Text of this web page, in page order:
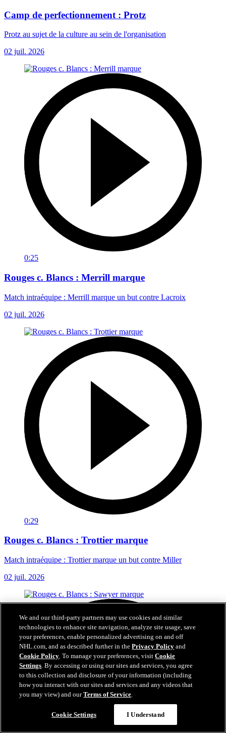
Camp de perfectionnement : Protz
Protz au sujet de la culture au sein de l'organisation
02 juil. 2026
0:25
Rouges c. Blancs : Merrill marque
Match intraéquipe : Merrill marque un but contre Lacroix
02 juil. 2026
0:29
Rouges c. Blancs : Trottier marque
Match intraéquipe : Trottier marque un but contre Miller
02 juil. 2026
We and our third-party partners may use cookies and similar
technologies to enhance site navigation, analyze site usage, save
your preferences, enable personalized advertising on and off
NHL.com, and as described further in thePrivacy Policy and
Cookie Policy. To manage your preferences, visitCookie
Settings. By accessing or using our sites and services, you agree
to this collection and disclosure of your information (including
how you interact with our sites and services and any videos that
you may view) and ourTerms of Service.
Cookie Settings I Understand